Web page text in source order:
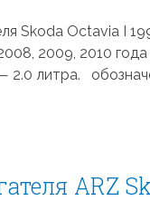
Skoda Octavia I
2009, 2010
2.0 литра.
ARZ